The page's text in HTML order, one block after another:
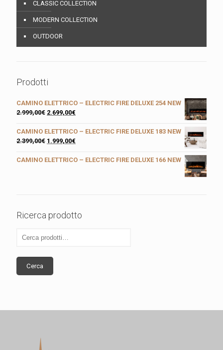
CLASSIC COLLECTION
MODERN COLLECTION
OUTDOOR
Prodotti
CAMINO ELETTRICO – ELECTRIC FIRE DELUXE 254 NEW
2.999,00€ 2.699,00€
CAMINO ELETTRICO – ELECTRIC FIRE DELUXE 183 NEW
2.399,00€ 1.999,00€
CAMINO ELETTRICO – ELECTRIC FIRE DELUXE 166 NEW
Ricerca prodotto
Cerca